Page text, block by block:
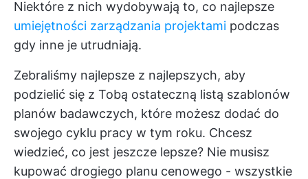
Niektóre z nich wydobywają to, co najlepsze
umiejętności zarządzania projektami podczas
gdy inne je utrudniają.
Zebraliśmy najlepsze z najlepszych, aby
podzielić się z Tobą ostateczną listą szablonów
planów badawczych, które możesz dodać do
swojego cyklu pracy w tym roku. Chcesz
wiedzieć, co jest jeszcze lepsze? Nie musisz
kupować drogiego planu cenowego - wszystkie